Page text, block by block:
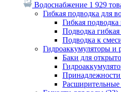
Водоснабжение 1 929
Гибкая подводка для
Гибкая
Подводка
Подводка к
Гидроаккумуляторы и
Баки для
Принадлежности
Расширительные